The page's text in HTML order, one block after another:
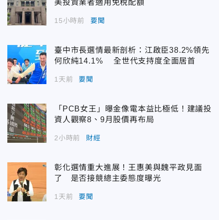
美投資業者適用免稅配額
15小時前 要聞
臺中市長選情最新剖析：江啟臣38.2%領先
何欣純14.1% 全世代支持度全面居首
1天前 要聞
「PCB女王」曝金像電本益比極低！建議投
資人觀察8、9月股價再布局
2小時前 財經
彰化選情重大進展！王惠美與魏平政見面
了 是否接競總主委態度曝光
1天前 要聞